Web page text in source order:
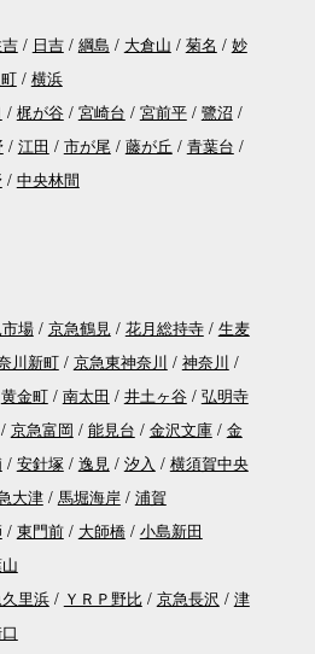
日吉 綱島 大倉山 菊名
妙
横浜
梶が谷 宮崎台 宮前平
鷺沼
江田 市が尾 藤が丘
青葉台
中央林間
場 京急鶴見 花月総持寺
生麦
川新町 京急東神奈川
神奈川
黄金町 南太田 井土ヶ谷
弘明寺
京急富岡 能見台 金沢文庫
金
安針塚 逸見 汐入
横須賀中央
大津 馬堀海岸
浦賀
東門前 大師橋
小島新田
里浜 ＹＲＰ野比 京急長沢
津